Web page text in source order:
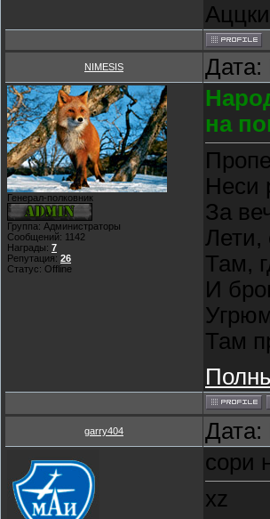
NIMESIS Дата:
Генерал-полковник
Группа: Администраторы
Сообщений: 1142
Награды: 7
Репутация: 26
Статус: Offline
на
Неси
За
Лети,
Там,
И
Там
garry404 Дата:
сори
xz